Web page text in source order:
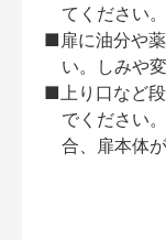
てください。
■扉に油分や
い。しみや
■上り口など
でください
合、扉本体